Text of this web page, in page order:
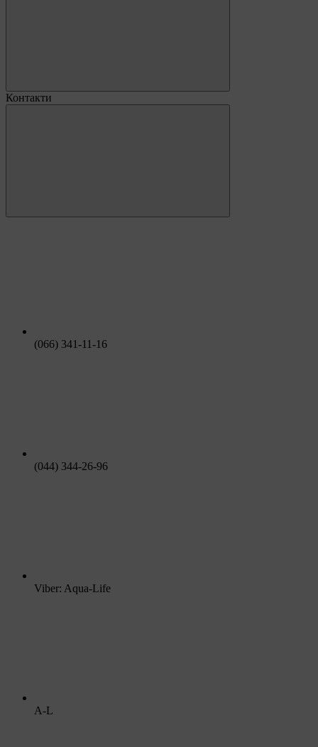
Контакти
(066) 341-11-16
(044) 344-26-96
Viber: Aqua-Life
A-L